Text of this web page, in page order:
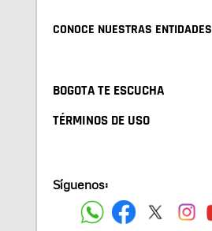
CONOCE NUESTRAS ENTIDADES
BOGOTA TE ESCUCHA
TÉRMINOS DE USO
Síguenos: